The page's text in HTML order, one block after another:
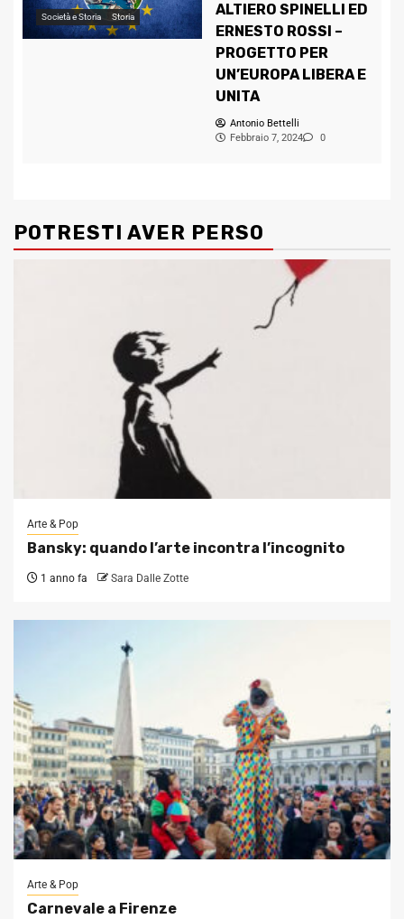
Società e Storia Storia
ALTIERO SPINELLI ED
ERNESTO ROSSI –
PROGETTO PER
UN’EUROPA LIBERA E
UNITA
Antonio Bettelli
Febbraio 7, 2024
0
POTRESTI AVER PERSO
Arte & Pop
Bansky: quando l’arte incontra l’incognito
1 anno fa Sara Dalle Zotte
Arte & Pop
Carnevale a Firenze